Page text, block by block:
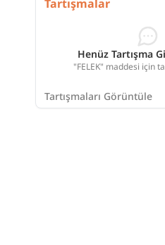
Tartışmalar
Henüz Tartışma
"FELEK" maddesi için
Tartışmaları Görüntüle